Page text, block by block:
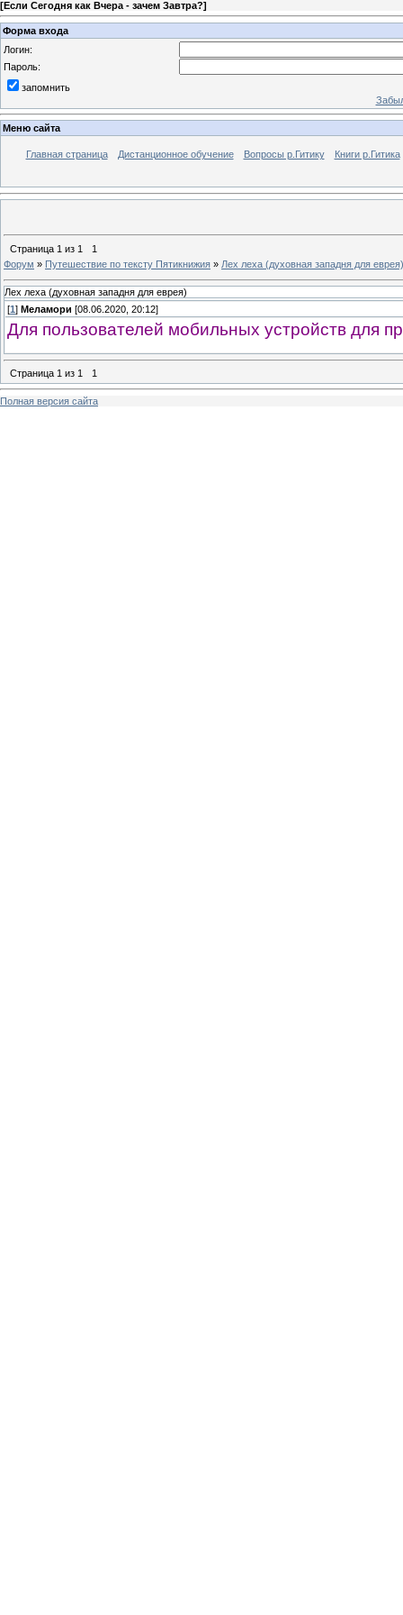
[Если Сегодня как Вчера - зачем Завтра?]
Форма входа
Логин:
Пароль:
запомнить
Меню сайта
Главная страница Дистанционное обучение Вопросы р.Гитику Книги р.Гитика
Страница 1 из 1
1
Форум » Путешествие по тексту Пятикнижия » Лех леха (духовная западня для еврея)
Лех леха (духовная западня для еврея)
[1 ] Меламори [08.06.2020, 20:12]
Для пользователей мобильных устройств для
Страница 1 из 1 1
Полная версия сайта